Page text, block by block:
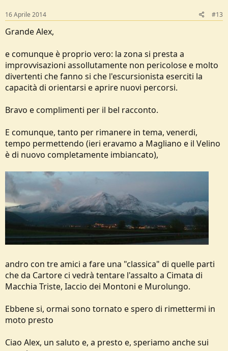
s
:
16 Aprile 2014 #13
Grande Alex,
e comunque è proprio vero: la zona si presta a
improvvisazioni assollutamente non pericolose e molto
divertenti che fanno si che l'escursionista eserciti la
capacità di orientarsi e aprire nuovi percorsi.
Bravo e complimenti per il bel racconto.
E comunque, tanto per rimanere in tema, venerdi,
tempo permettendo (ieri eravamo a Magliano e il Velino
è di nuovo completamente imbiancato),
andro con tre amici a fare una "classica" di quelle parti
che da Cartore ci vedrà tentare l'assalto a Cimata di
Macchia Triste, Iaccio dei Montoni e Murolungo.
Ebbene si, ormai sono tornato e spero di rimettermi in
moto presto
Ciao Alex, un saluto e, a presto e, speriamo anche sui